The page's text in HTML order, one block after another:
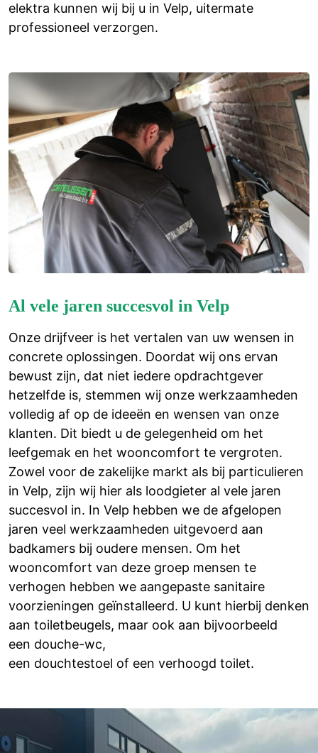
elektra kunnen wij bij u in Velp, uitermate
professioneel verzorgen.
Al vele jaren succesvol in Velp
Onze drijfveer is het vertalen van uw wensen in
concrete oplossingen. Doordat wij ons ervan
bewust zijn, dat niet iedere opdrachtgever
hetzelfde is, stemmen wij onze werkzaamheden
volledig af op de ideeën en wensen van onze
klanten. Dit biedt u de gelegenheid om het
leefgemak en het wooncomfort te vergroten.
Zowel voor de zakelijke markt als bij particulieren
in Velp, zijn wij hier als loodgieter al vele jaren
succesvol in. In Velp hebben we de afgelopen
jaren veel werkzaamheden uitgevoerd aan
badkamers bij oudere mensen. Om het
wooncomfort van deze groep mensen te
verhogen hebben we aangepaste sanitaire
voorzieningen geïnstalleerd. U kunt hierbij denken
aan toiletbeugels, maar ook aan bijvoorbeeld
een douche-wc,
een douchtestoel of een verhoogd toilet.